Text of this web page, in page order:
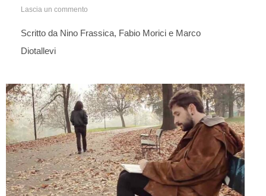
Lascia un commento
Scritto da Nino Frassica, Fabio Morici e Marco
Diotallevi